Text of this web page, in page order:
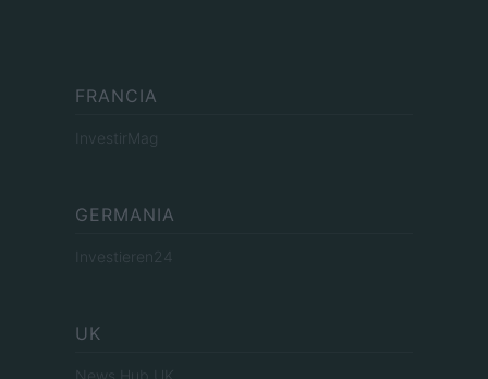
FRANCIA
InvestirMag
GERMANIA
Investieren24
UK